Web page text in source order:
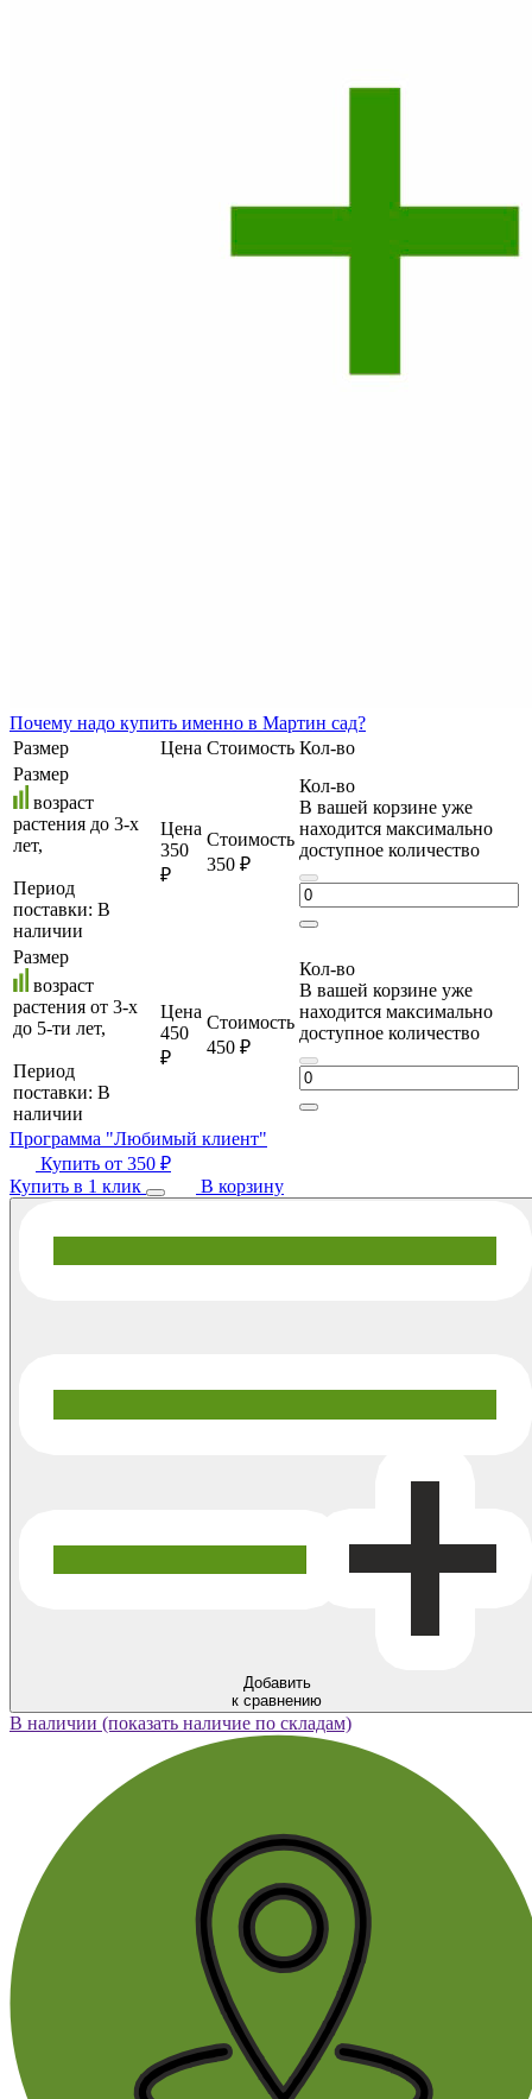
Почему надо купить именно в Мартин сад?
Размер
Цена Стоимость Кол-во
Размер
возраст
растения до 3-х
лет,
Период
поставки: В
наличии
Цена
350
₽
Стоимость
350 ₽
Кол-во
В вашей корзине уже
находится максимально
доступное количество
Размер
возраст
растения от 3-х
до 5-ти лет,
Период
поставки: В
наличии
Цена
450
₽
Стоимость
450 ₽
Кол-во
В вашей корзине уже
находится максимально
доступное количество
Программа "Любимый клиент"
Купить от 350 ₽
Купить в 1 клик
В корзину
Добавить
к сравнению
В наличии (показать наличие по складам)